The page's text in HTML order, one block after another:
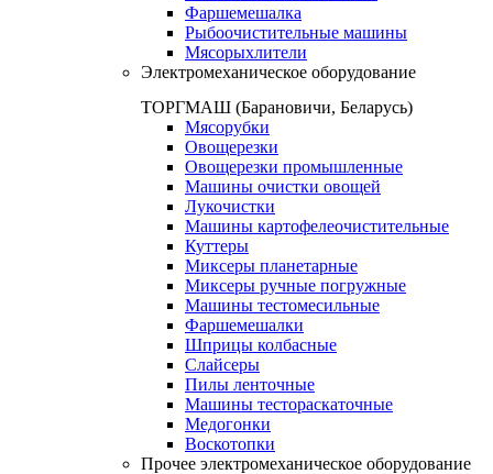
Фаршемешалка
Рыбоочистительные машины
Мясорыхлители
Электромеханическое оборудование
ТОРГМАШ (Барановичи, Беларусь)
Мясорубки
Овощерезки
Овощерезки промышленные
Машины очистки овощей
Лукочистки
Машины картофелеочистительные
Куттеры
Миксеры планетарные
Миксеры ручные погружные
Машины тестомесильные
Фаршемешалки
Шприцы колбасные
Слайсеры
Пилы ленточные
Машины тестораскаточные
Медогонки
Воскотопки
Прочее электромеханическое оборудование